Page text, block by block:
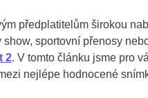
předplatitelům širokou
sportovní přenosy
2. V tomto článku jsme pro
nejlépe hodnocené